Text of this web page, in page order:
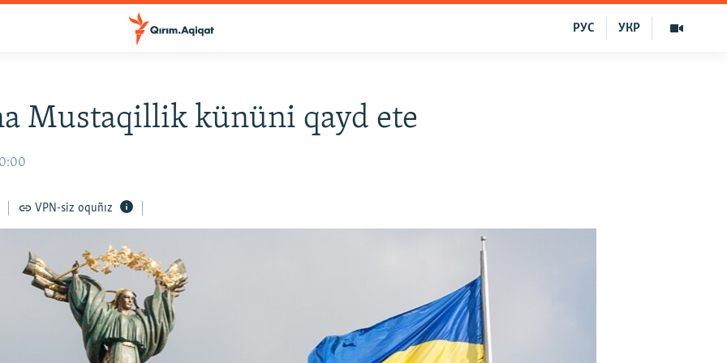
УКР
РУС
Mustaqillik kününi qayd ete
VPN-siz oquñız